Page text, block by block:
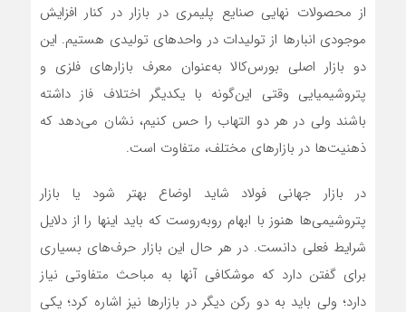
از محصولات نهایی صنایع پلیمری در بازار در کنار افزایش
موجودی انبارها از تولیدات در واحدهای تولیدی هستیم. این
دو بازار اصلی بورس‌کالا به‌عنوان معرف بازارهای فلزی و
پتروشیمیایی وقتی این‌‌‌گونه با یکدیگر اختلاف فاز داشته
باشند ولی در هر دو التهاب را حس کنیم، نشان می‌دهد که
ذهنیت‌‌‌ها در بازارهای مختلف، متفاوت است.
در بازار جهانی فولاد شاید اوضاع بهتر شود یا بازار
پتروشیمی‌‌‌ها هنوز با ابهام روبه‌‌‌روست که باید اینها را از دلایل
شرایط فعلی دانست. در هر حال این بازار حرف‌‌‌های بسیاری
برای گفتن دارد که موشکافی آنها به مباحث متفاوتی نیاز
دارد؛ ولی باید به دو رکن دیگر در بازارها نیز اشاره کرد؛ یکی